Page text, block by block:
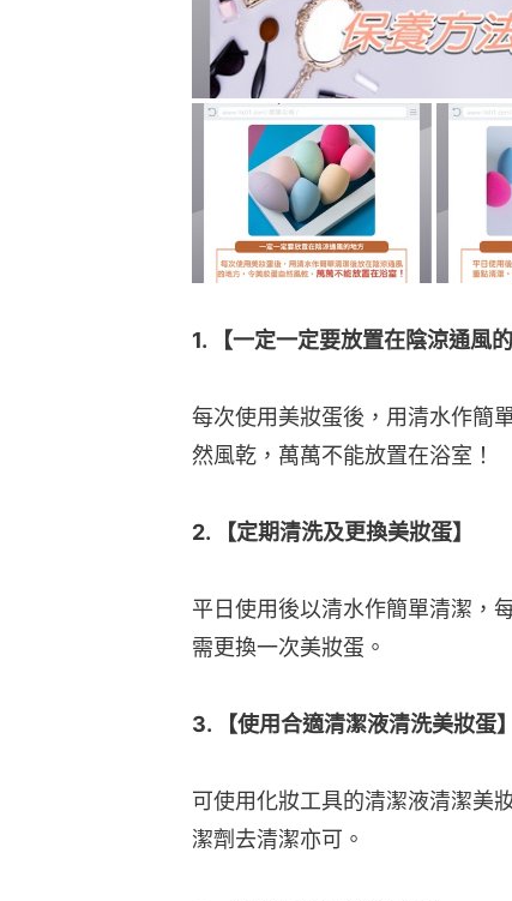
1. 【一定一定要放置在陰涼通風的
每次使用美妝蛋後，用清水作簡
然風乾，萬萬不能放置在浴室！
2. 【定期清洗及更換美妝蛋】
平日使用後以清水作簡單清潔，
需更換一次美妝蛋。
3. 【使用合適清潔液清洗美妝蛋】
可使用化妝工具的清潔液清潔美
潔劑去清潔亦可。